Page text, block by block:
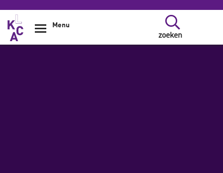
Overslaan en naar de inhoud gaan
zoeken
Menu